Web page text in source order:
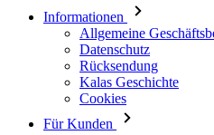
Informationen
Allgemeine
Datenschutz
Rücksendung
Kalas Geschichte
Cookies
Für Kunden